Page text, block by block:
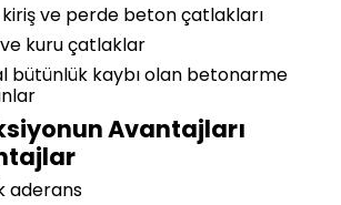
kiriş ve perde beton çatlakları
kuru çatlaklar
bütünlük kaybı olan betonarme
Avantajları
aderans